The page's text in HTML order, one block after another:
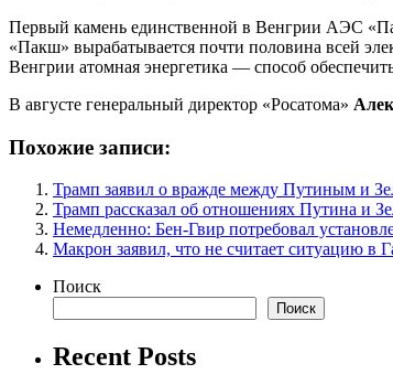
Первый камень единственной в Венгрии АЭС
«Пакш» вырабатывается почти половина всей
Венгрии атомная энергетика — способ
В августе генеральный директор «Росатома»
Похожие записи:
Трамп заявил о вражде между Путиным и
Трамп рассказал об отношениях Путина и
Немедленно: Бен-Гвир потребовал
Макрон заявил, что не считает ситуацию в
Поиск
Поиск
Recent Posts